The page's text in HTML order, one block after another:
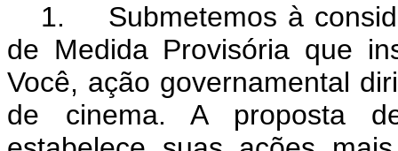
1. Submetemos à
de Medida Provisória que
Você, ação governamental
de cinema. A proposta